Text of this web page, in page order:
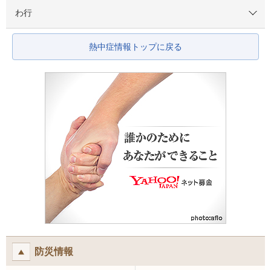
わ行
熱中症情報トップに戻る
防災情報